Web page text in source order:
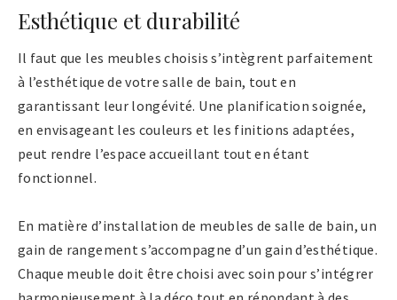
Esthétique et durabilité
Il faut que les meubles choisis s’intègrent parfaitement
à l’esthétique de votre salle de bain, tout en
garantissant leur longévité. Une planification soignée,
en envisageant les couleurs et les finitions adaptées,
peut rendre l’espace accueillant tout en étant
fonctionnel.
En matière d’installation de meubles de salle de bain, un
gain de rangement s’accompagne d’un gain d’esthétique.
Chaque meuble doit être choisi avec soin pour s’intégrer